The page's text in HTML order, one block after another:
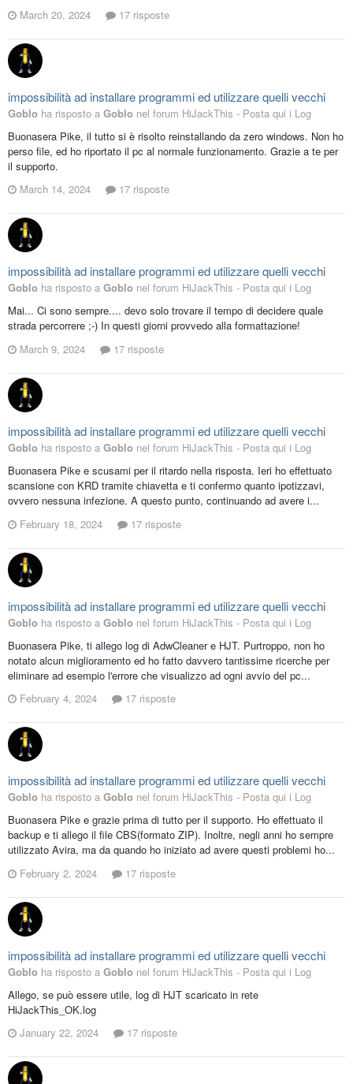
March 20, 2024
17 risposte
impossibilità ad installare programmi ed utilizzare quelli vecchi
Goblo ha risposto a Goblo nel forum HiJackThis - Posta qui i Log
Buonasera Pike, il tutto si è risolto reinstallando da zero windows. Non ho
perso file, ed ho riportato il pc al normale funzionamento. Grazie a te per
il supporto.
March 14, 2024
17 risposte
impossibilità ad installare programmi ed utilizzare quelli vecchi
Goblo ha risposto a Goblo nel forum HiJackThis - Posta qui i Log
Mai... Ci sono sempre.... devo solo trovare il tempo di decidere quale
strada percorrere ;-) In questi giorni provvedo alla formattazione!
March 9, 2024
17 risposte
impossibilità ad installare programmi ed utilizzare quelli vecchi
Goblo ha risposto a Goblo nel forum HiJackThis - Posta qui i Log
Buonasera Pike e scusami per il ritardo nella risposta. Ieri ho effettuato
scansione con KRD tramite chiavetta e ti confermo quanto ipotizzavi,
ovvero nessuna infezione. A questo punto, continuando ad avere i...
February 18, 2024
17 risposte
impossibilità ad installare programmi ed utilizzare quelli vecchi
Goblo ha risposto a Goblo nel forum HiJackThis - Posta qui i Log
Buonasera Pike, ti allego log di AdwCleaner e HJT. Purtroppo, non ho
notato alcun miglioramento ed ho fatto davvero tantissime ricerche per
eliminare ad esempio l'errore che visualizzo ad ogni avvio del pc...
February 4, 2024
17 risposte
impossibilità ad installare programmi ed utilizzare quelli vecchi
Goblo ha risposto a Goblo nel forum HiJackThis - Posta qui i Log
Buonasera Pike e grazie prima di tutto per il supporto. Ho effettuato il
backup e ti allego il file CBS(formato ZIP). Inoltre, negli anni ho sempre
utilizzato Avira, ma da quando ho iniziato ad avere questi problemi ho...
February 2, 2024
17 risposte
impossibilità ad installare programmi ed utilizzare quelli vecchi
Goblo ha risposto a Goblo nel forum HiJackThis - Posta qui i Log
Allego, se può essere utile, log di HJT scaricato in rete
HiJackThis_OK.log
January 22, 2024
17 risposte